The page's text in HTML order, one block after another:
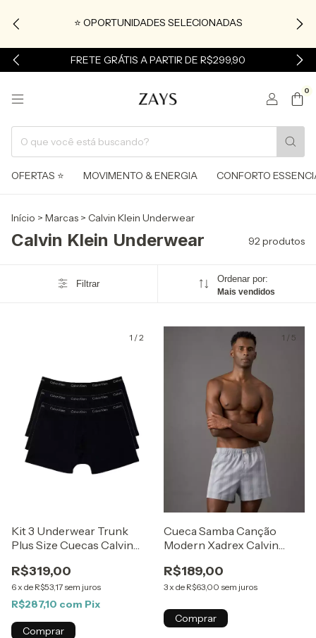
⭐ OPORTUNIDADES SELECIONADAS
FRETE GRÁTIS A PARTIR DE R$299,90
0
OFERTAS ⭐ MOVIMENTO & ENERGIA CONFORTO
Início > Marcas > Calvin Klein Underwear
Calvin Klein Underwear 92 produtos
Filtrar Ordenar por:
Mais vendidos
1 /2
Kit 3 Underwear Trunk
Plus Size Cuecas Calvin
R$319,00
6 x de R$53,17 sem juros
R$287,10 com Pix
Comprar
1 / 5
Cueca Samba Canção
Modern Xadrex Calvin
Azulado
R$189,00
3 x de R$63,00 sem juros
Comprar